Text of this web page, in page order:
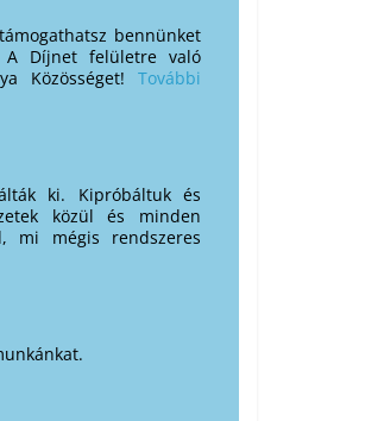
bennünket
A Díjnet felületre való
Közösséget! További
ki. Kipróbáltuk és
közül és minden
mi mégis rendszeres